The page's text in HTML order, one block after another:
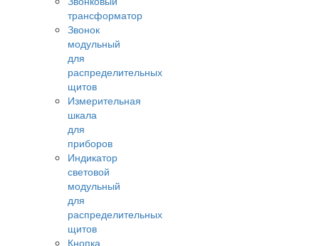
трансформатор
Звонок
модульный
для
распределительных
щитов
Измерительная
шкала
для
приборов
Индикатор
световой
модульный
для
распределительных
щитов
Кнопка